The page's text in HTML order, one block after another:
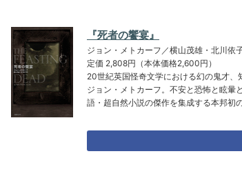
『死者の饗宴』
ジョン・メトカーフ／横山茂雄・北川依
定価 2,808円（本体価格2,600円）
20世紀英国怪奇文学における幻の鬼才、
ジョン・メトカーフ。不安と恐怖と眩暈
語・超自然小説の傑作を集成する本邦初